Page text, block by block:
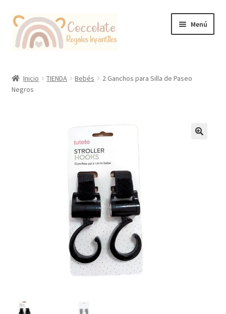
Ir
la
Ir
contenido
Menú
Coccolate Puericultura y Juguetería Educativa
Inicio TIENDA Bebés
2 Ganchos para Silla de Paseo
Negros